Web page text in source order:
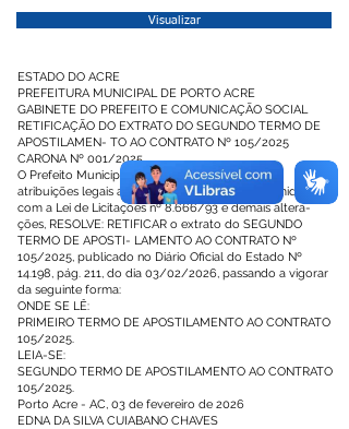
Visualizar
ESTADO DO ACRE
PREFEITURA MUNICIPAL DE PORTO ACRE
GABINETE DO PREFEITO E COMUNICAÇÃO SOCIAL
RETIFICAÇÃO DO EXTRATO DO SEGUNDO TERMO DE
APOSTILAMEN- TO AO CONTRATO Nº 105/2025
CARONA Nº 001/2025
O Prefeito Municipal de Porto Acre, no uso das
atribuições legais a ele confe- ridas, em conformidade
com a Lei de Licitações nº 8.666/93 e demais altera-
ções, RESOLVE: RETIFICAR o extrato do SEGUNDO
TERMO DE APOSTI- LAMENTO AO CONTRATO Nº
105/2025, publicado no Diário Oficial do Estado Nº
14.198, pág. 211, do dia 03/02/2026, passando a vigorar
da seguinte forma:
ONDE SE LÊ:
PRIMEIRO TERMO DE APOSTILAMENTO AO CONTRATO
105/2025.
LEIA-SE:
SEGUNDO TERMO DE APOSTILAMENTO AO CONTRATO
105/2025.
Porto Acre - AC, 03 de fevereiro de 2026
EDNA DA SILVA CUIABANO CHAVES